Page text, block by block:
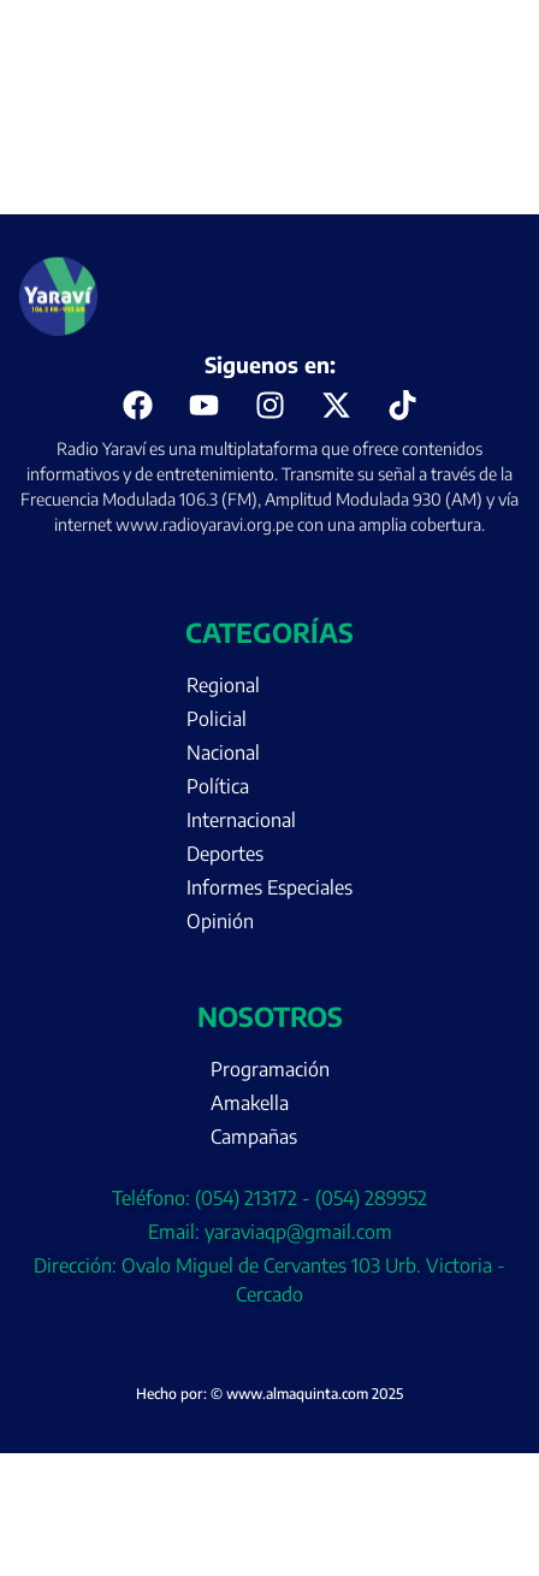
Radio Yaraví es una multiplataforma que ofrece contenidos
informativos y de entretenimiento. Transmite su señal a través de la
Frecuencia Modulada 106.3 (FM), Amplitud Modulada 930 (AM) y vía
internet www.radioyaravi.org.pe con una amplia cobertura.
Siguenos en:
CATEGORÍAS
Regional
Policial
Nacional
Política
Internacional
Deportes
Informes Especiales
Opinión
NOSOTROS
Programación
Amakella
Campañas
Teléfono: (054) 213172 - (054) 289952
Email: yaraviaqp@gmail.com
Dirección: Ovalo Miguel de Cervantes 103 Urb. Victoria -
Cercado
Hecho por: © www.almaquinta.com 2025